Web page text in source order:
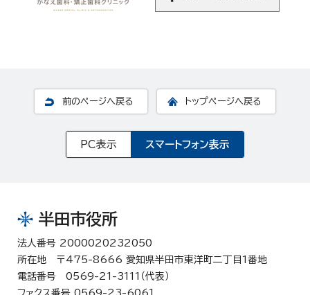
前のページへ戻る トップページへ戻る
PC表示 スマートフォン表示
半田市役所
法人番号 2000020232050
所在地 〒475-8666 愛知県半田市東洋町二丁目1番地
電話番号 0569-21-3111（代表）